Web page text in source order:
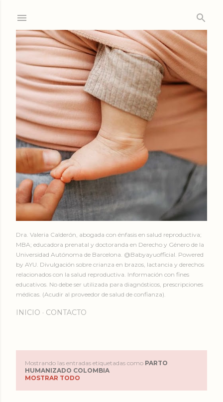
Dra. Valeria Calderón, abogada con énfasis en salud reproductiva;
MBA; educadora prenatal y doctoranda en Derecho y Género de la
Universidad Autónoma de Barcelona. @Babyayuofficial. Powered
by AYU. Divulgación sobre crianza en brazos, lactancia y derechos
relacionados con la salud reproductiva. Información con fines
educativos. No debe ser utilizada para diagnósticos, prescripciones
médicas. (Acudir al proveedor de salud de confianza).
INICIO CONTACTO
n
Mostrando las entradas etiquetadas como PARTO
HUMANIZADO COLOMBIA
MOSTRAR TODO